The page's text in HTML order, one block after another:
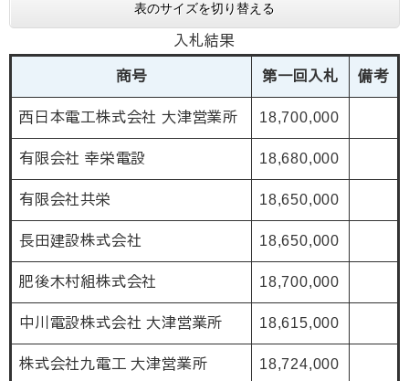
表のサイズを切り替える
入札結果
商号 第一回入札 備考
西日本電工株式会社 大津営業所 18,700,000
有限会社 幸栄電設 18,680,000
有限会社共栄 18,650,000
長田建設株式会社 18,650,000
肥後木村組株式会社 18,700,000
中川電設株式会社 大津営業所 18,615,000
株式会社九電工 大津営業所 18,724,000